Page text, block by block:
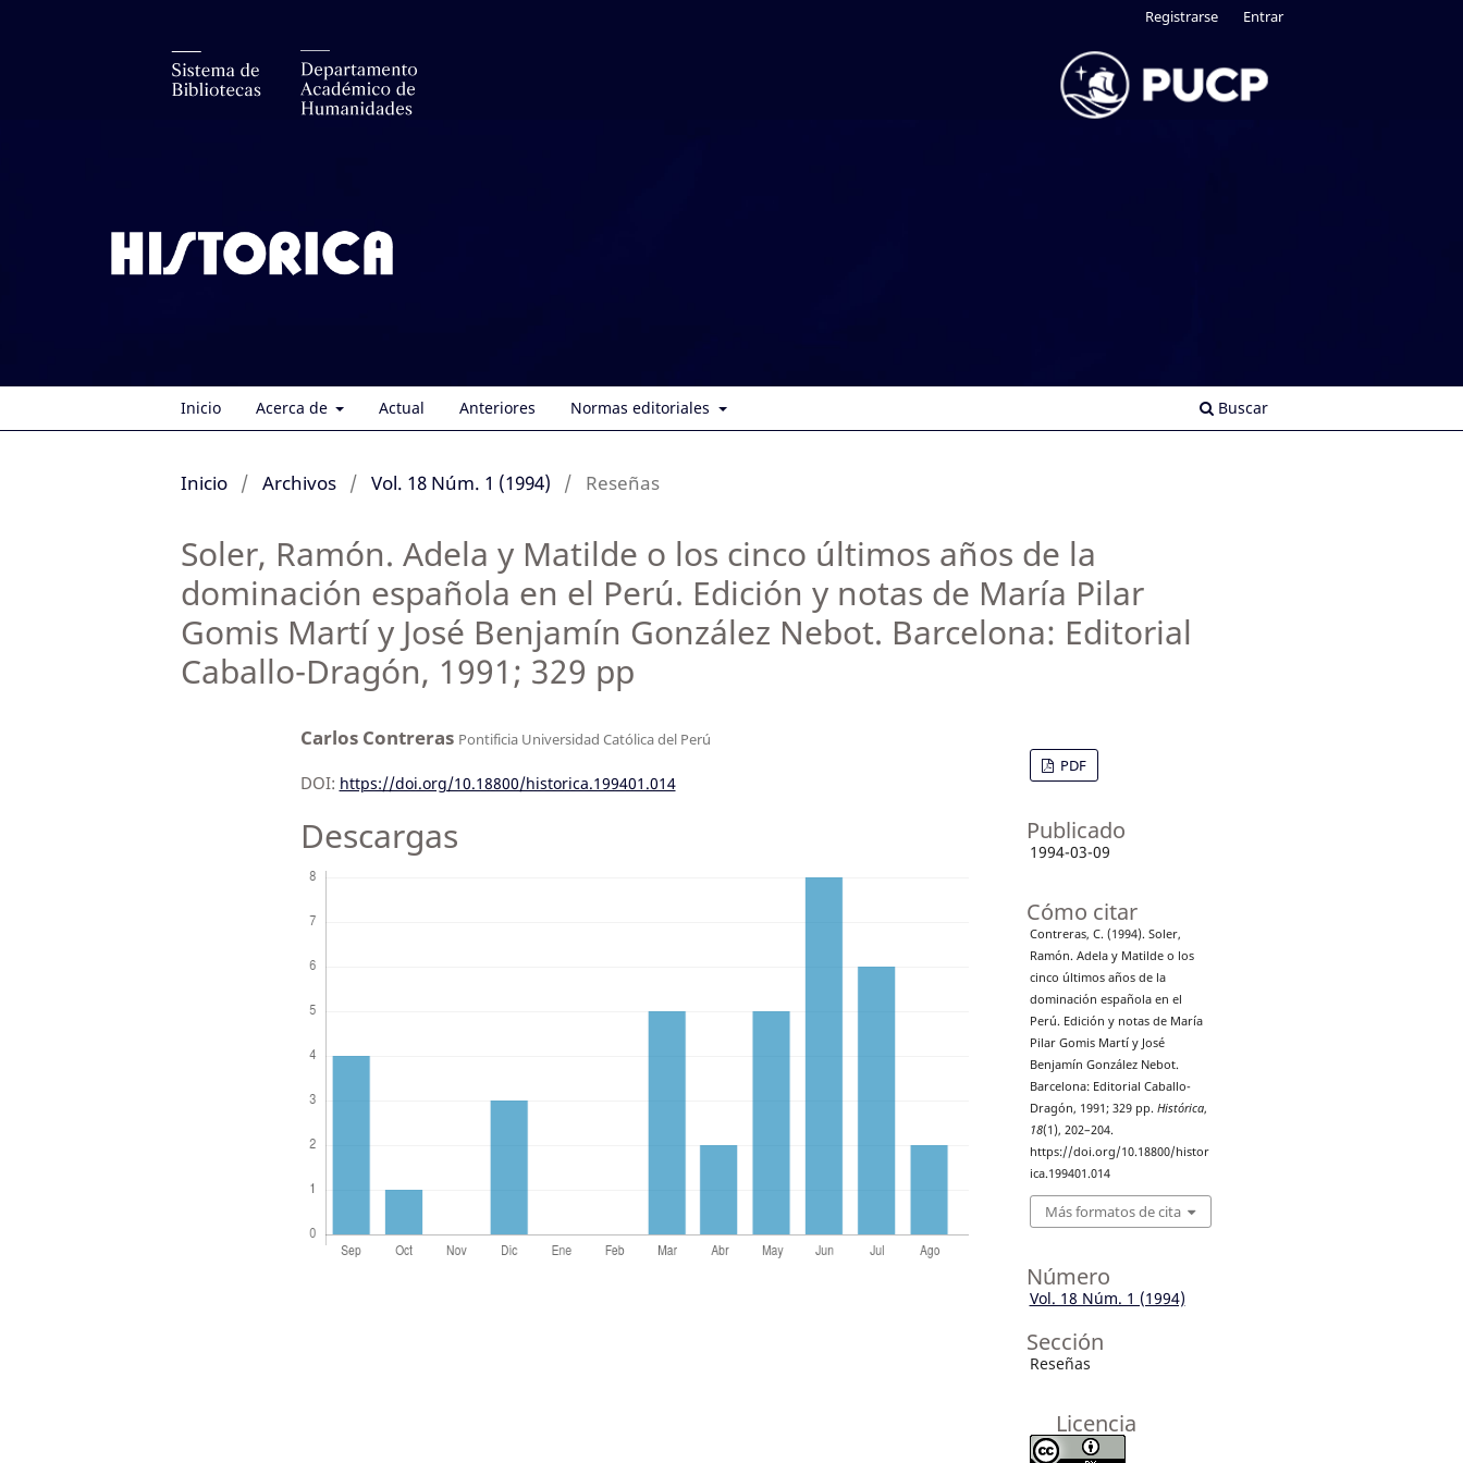
Inicio Acerca de Actual Anteriores Normas editoriales Buscar
Registrarse Entrar
Inicio / Archivos / Vol. 18 Núm. 1 (1994) / Reseñas
Soler, Ramón. Adela y Matilde o los cinco últimos años de la
dominación española en el Perú. Edición y notas de María Pilar
Gomis Martí y José Benjamín González Nebot. Barcelona: Editorial
Caballo-Dragón, 1991; 329 pp
Carlos Contreras Pontificia Universidad Católica del Perú
DOI: https://doi.org/10.18800/historica.199401.014
Descargas
PDF
Publicado
1994-03-09
Cómo citar
Contreras, C. (1994). Soler,
Ramón. Adela y Matilde o los
cinco últimos años de la
dominación española en el
Perú. Edición y notas de María
Pilar Gomis Martí y José
Benjamín González Nebot.
Barcelona: Editorial Caballo-
Dragón, 1991; 329 pp. Histórica,
18(1), 202–204.
https://doi.org/10.18800/histor
ica.199401.014
Más formatos de cita
Número
Vol. 18 Núm. 1 (1994)
Sección
Reseñas
Licencia